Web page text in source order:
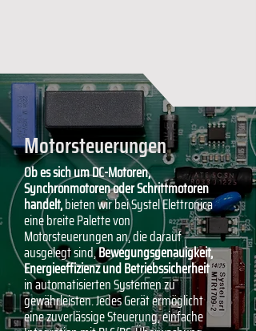
Motorsteuerungen
Ob es sich um DC-Motoren,
Synchronmotoren oder Schrittmotoren
handelt,bieten wir bei Systel Elettronica
eine breite Palette von
Motorsteuerungen an, die darauf
ausgelegt sind,Bewegungsgenauigkeit,
Energieeffizienz und Betriebssicherheit
in automatisierten Systemen zu
gewährleisten. Jedes Gerät ermöglicht
eine zuverlässige Steuerung, einfache